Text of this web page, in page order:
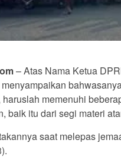
– Atas Nama Ketua
memenuhi
baik itu dari segi materi
saat melepas